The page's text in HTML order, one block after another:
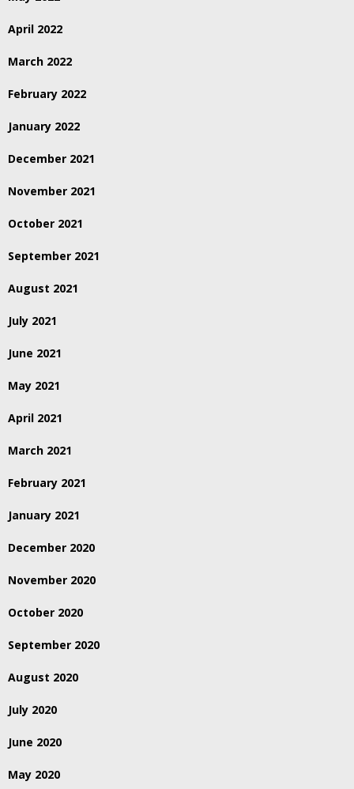
April 2022
March 2022
February 2022
January 2022
December 2021
November 2021
October 2021
September 2021
August 2021
July 2021
June 2021
May 2021
April 2021
March 2021
February 2021
January 2021
December 2020
November 2020
October 2020
September 2020
August 2020
July 2020
June 2020
May 2020